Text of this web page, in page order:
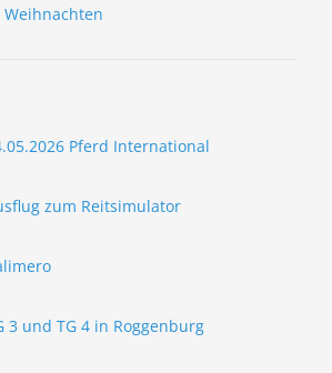
Weihnachten
Pferd International
zum Reitsimulator
3 und TG 4 in Roggenburg